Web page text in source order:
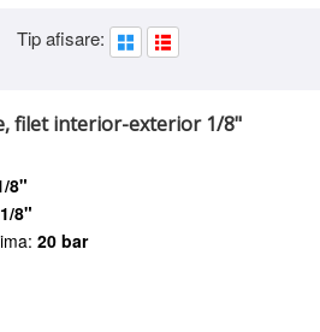
Tip afisare:
filet interior-exterior 1/8"
8"
1/8"
20 bar